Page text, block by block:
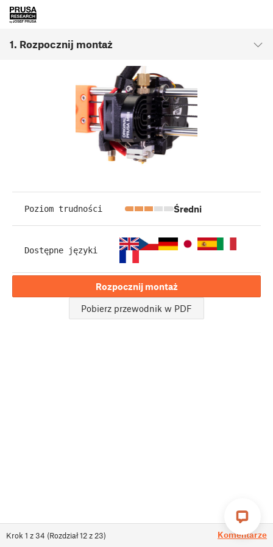
1. Rozpocznij montaż
Krok 1 z34 (Rozdział12z 23) Komentarze
Poziom trudności Średni
Dostępne języki
Rozpocznij montaż
Pobierz przewodnik w PDF